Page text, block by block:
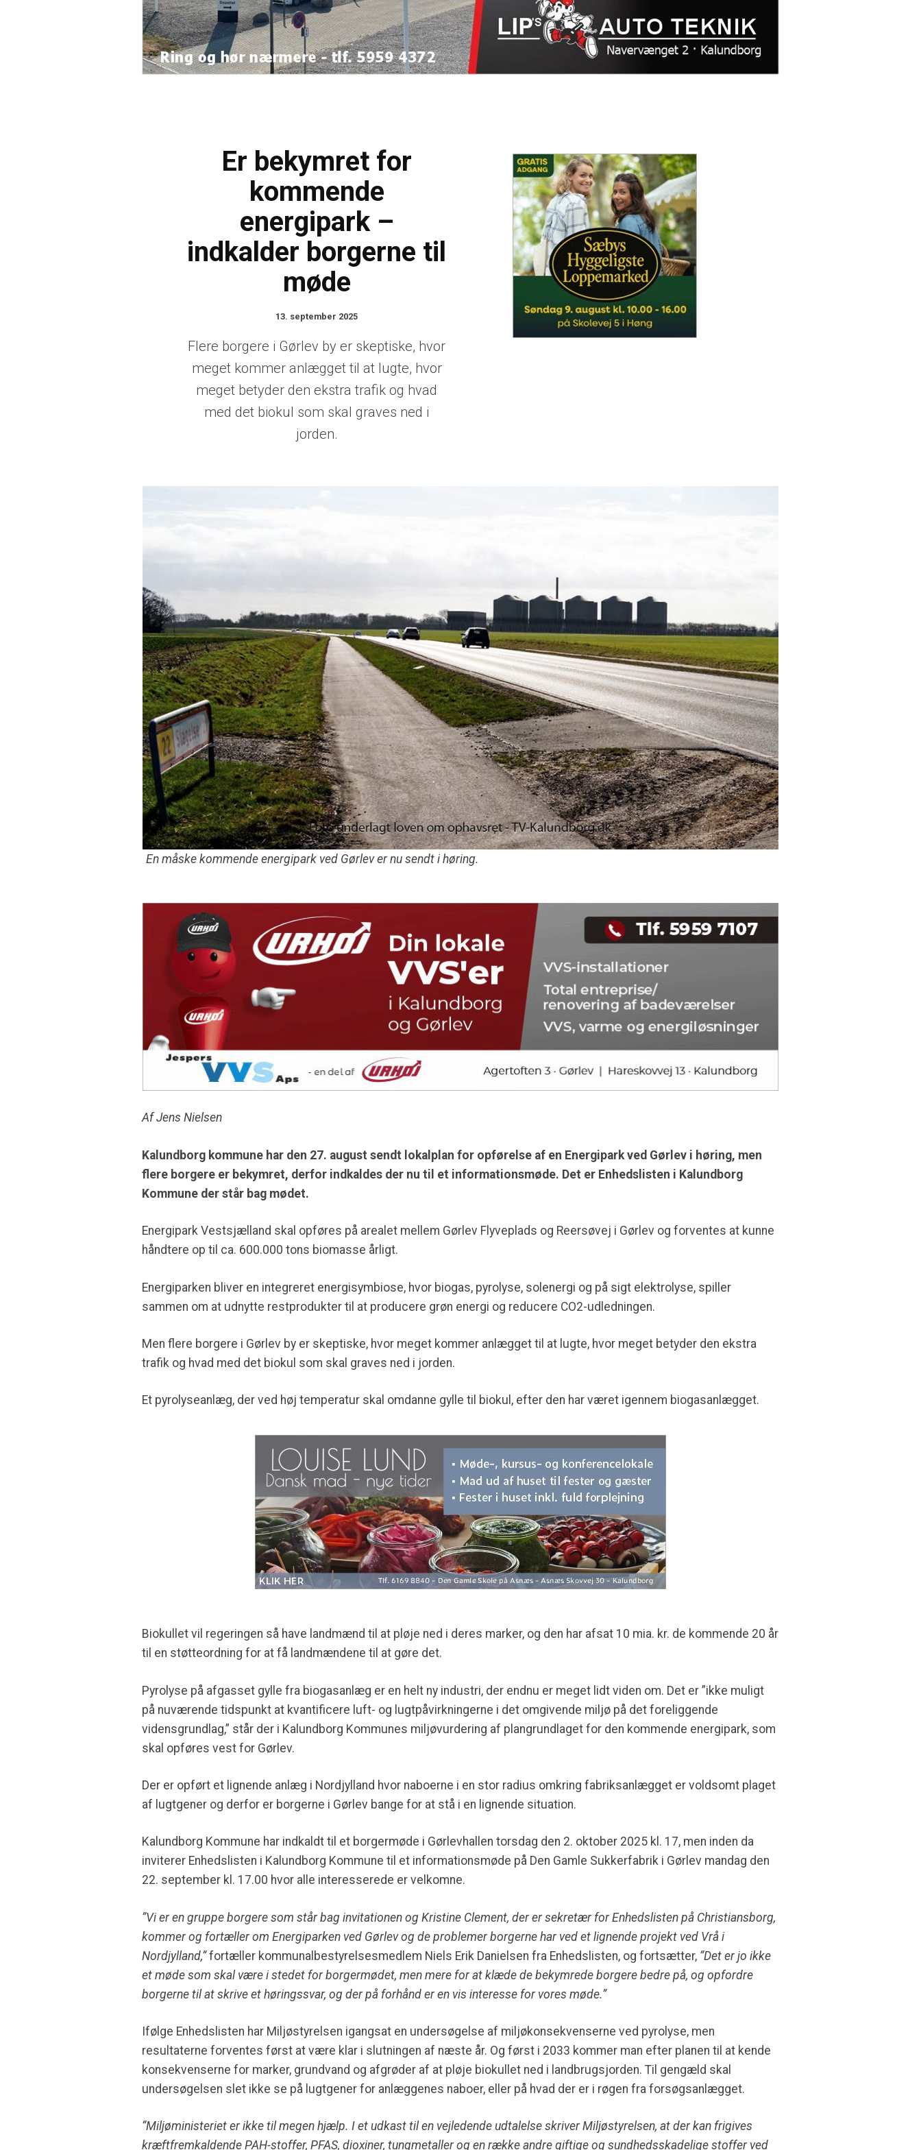
Er bekymret for
kommende
energipark –
indkalder borgerne til
møde
13. september 2025
Flere borgere i Gørlev by er skeptiske, hvor
meget kommer anlægget til at lugte, hvor
meget betyder den ekstra trafik og hvad
med det biokul som skal graves ned i
jorden.
En måske kommende energipark ved Gørlev er nu sendt i høring.
Af Jens Nielsen
Kalundborg kommune har den 27. august sendt lokalplan for opførelse af en Energipark ved Gørlev i høring, men
flere borgere er bekymret, derfor indkaldes der nu til et informationsmøde. Det er Enhedslisten i Kalundborg
Kommune der står bag mødet.
Energipark Vestsjælland skal opføres på arealet mellem Gørlev Flyveplads og Reersøvej i Gørlev og forventes at kunne
håndtere op til ca. 600.000 tons biomasse årligt.
Energiparken bliver en integreret energisymbiose, hvor biogas, pyrolyse, solenergi og på sigt elektrolyse, spiller
sammen om at udnytte restprodukter til at producere grøn energi og reducere CO2-udledningen.
Men flere borgere i Gørlev by er skeptiske, hvor meget kommer anlægget til at lugte, hvor meget betyder den ekstra
trafik og hvad med det biokul som skal graves ned i jorden.
Et pyrolyseanlæg, der ved høj temperatur skal omdanne gylle til biokul, efter den har været igennem biogasanlægget.
Biokullet vil regeringen så have landmænd til at pløje ned i deres marker, og den har afsat 10 mia. kr. de kommende 20 år
til en støtteordning for at få landmændene til at gøre det.
Pyrolyse på afgasset gylle fra biogasanlæg er en helt ny industri, der endnu er meget lidt viden om. Det er ”ikke muligt
på nuværende tidspunkt at kvantificere luft- og lugtpåvirkningerne i det omgivende miljø på det foreliggende
vidensgrundlag,” står der i Kalundborg Kommunes miljøvurdering af plangrundlaget for den kommende energipark, som
skal opføres vest for Gørlev.
Der er opført et lignende anlæg i Nordjylland hvor naboerne i en stor radius omkring fabriksanlægget er voldsomt plaget
af lugtgener og derfor er borgerne i Gørlev bange for at stå i en lignende situation.
Kalundborg Kommune har indkaldt til et borgermøde i Gørlevhallen torsdag den 2. oktober 2025 kl. 17, men inden da
inviterer Enhedslisten i Kalundborg Kommune til et informationsmøde på Den Gamle Sukkerfabrik i Gørlev mandag den
22. september kl. 17.00 hvor alle interesserede er velkomne.
”Vi er en gruppe borgere som står bag invitationen og Kristine Clement, der er sekretær for Enhedslisten på Christiansborg,
kommer og fortæller om Energiparken ved Gørlev og de problemer borgerne har ved et lignende projekt ved Vrå i
Nordjylland,”fortæller kommunalbestyrelsesmedlem Niels Erik Danielsen fra Enhedslisten, og fortsætter, ”Det er jo ikke
et møde som skal være i stedet for borgermødet, men mere for at klæde de bekymrede borgere bedre på, og opfordre
borgerne til at skrive et høringssvar, og der på forhånd er en vis interesse for vores møde.”
Ifølge Enhedslisten har Miljøstyrelsen igangsat en undersøgelse af miljøkonsekvenserne ved pyrolyse, men
resultaterne forventes først at være klar i slutningen af næste år. Og først i 2033 kommer man efter planen til at kende
konsekvenserne for marker, grundvand og afgrøder af at pløje biokullet ned i landbrugsjorden. Til gengæld skal
undersøgelsen slet ikke se på lugtgener for anlæggenes naboer, eller på hvad der er i røgen fra forsøgsanlægget.
”Miljøministeriet er ikke til megen hjælp. I et udkast til en vejledende udtalelse skriver Miljøstyrelsen, at der kan frigives
kræftfremkaldende PAH-stoffer, PFAS, dioxiner, tungmetaller og en række andre giftige og sundhedsskadelige stoffer ved